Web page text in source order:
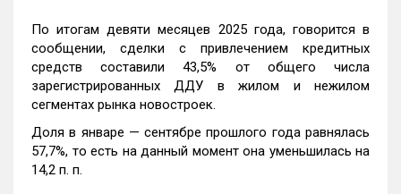
По итогам девяти месяцев 2025 года, говорится в
сообщении, сделки с привлечением кредитных
средств составили 43,5% от общего числа
зарегистрированных ДДУ в жилом и нежилом
сегментах рынка новостроек.
Доля в январе — сентябре прошлого года равнялась
57,7%, то есть на данный момент она уменьшилась на
14,2 п. п.